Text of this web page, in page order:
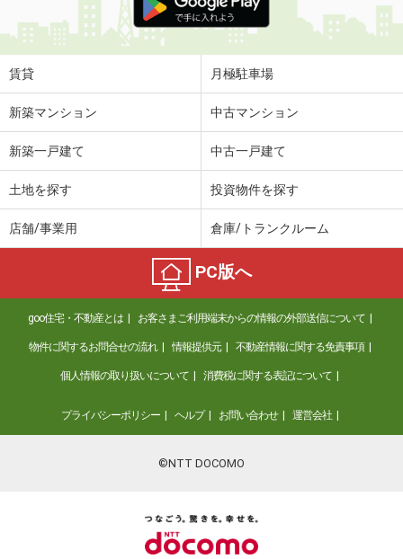
賃貸 月極駐車場
新築マンション 中古マンション
新築一戸建て 中古一戸建て
土地を探す 投資物件を探す
店舗/事業用 倉庫/トランクルーム
PC版へ
goo住宅・不動産とは お客さまご利用端末からの情報の外部送信について
物件に関するお問合せの流れ 情報提供元 不動産情報に関する免責事項
個人情報の取り扱いについて 消費税に関する表記について
プライバシーポリシー ヘルプ お問い合わせ 運営会社
©NTT DOCOMO